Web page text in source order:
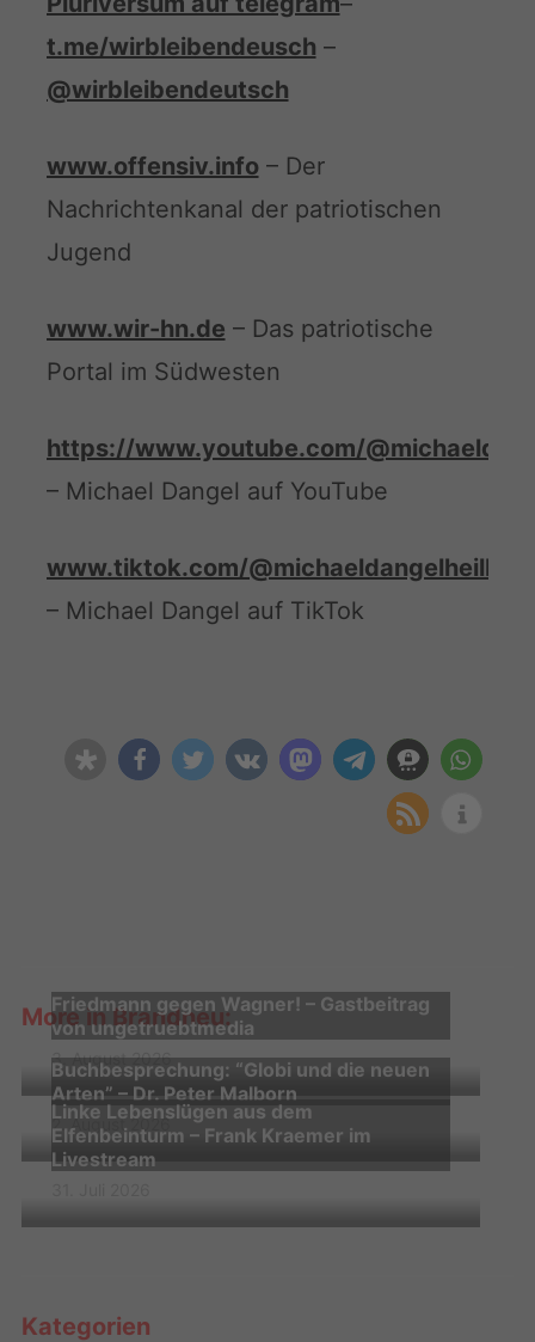
t.me/wirbleibendeusch –
@wirbleibendeutsch
www.offensiv.info– Der
Nachrichtenkanal der patriotischen
Jugend
www.wir-hn.de – Das patriotische
Portal im Südwesten
https://www.youtube.com/
– Michael Dangel auf YouTube
www.tiktok.com/
– Michael Dangel auf TikTok
More in Brandneu:
Friedmann gegen Wagner! – Gastbeitrag
von ungetruebtmedia
3. August 2026
Buchbesprechung: “Globi und die neuen
Arten” – Dr. Peter Malborn
2. August 2026
Linke Lebenslügen aus dem
Elfenbeinturm – Frank Kraemer im
Livestream
Kategorien